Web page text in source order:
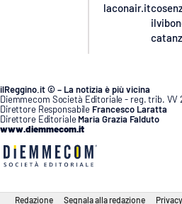
laconair.it
ilReggino.it © – La notizia è più vicina
Diemmecom Società Editoriale - reg. trib. VV
Direttore Responsabile Francesco Laratta
Direttore Editoriale Maria Grazia Falduto
www.diemmecom.it
Redazione Segnala alla redazione Privacy